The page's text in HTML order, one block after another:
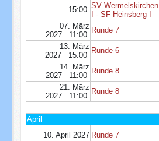
15:00 SV Wermelskirchen
I - SF Heinsberg I
07. März
2027 11:00
Runde 7
13. März
2027 15:00
Runde 6
14. März
2027 11:00
Runde 8
21. März
2027 11:00
Runde 8
April
10. April 2027 Runde 7